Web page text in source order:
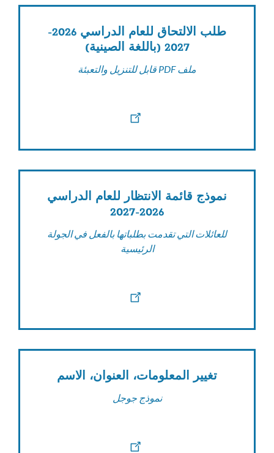
طلب الالتحاق للعام الدراسي 2026-
2027 (باللغة الصينية)
ملف PDF قابل للتنزيل والتعبئة
نموذج قائمة الانتظار للعام الدراسي
2026-2027
للعائلات التي تقدمت بطلباتها بالفعل في الجولة
الرئيسية
تغيير المعلومات، العنوان، الاسم
نموذج جوجل